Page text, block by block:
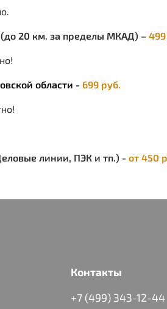
(до 20 км. за пределы МКАД) –
области - 699 руб.
линии, ПЭК и тп.) - от 450
Контакты
+7 (499) 343-12-44